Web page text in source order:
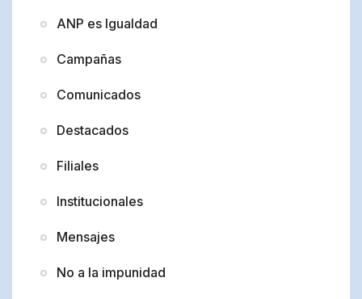
ANP es Igualdad
Campañas
Comunicados
Destacados
Filiales
Institucionales
Mensajes
No a la impunidad